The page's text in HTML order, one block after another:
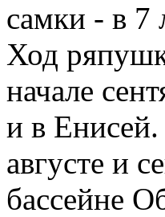
самки - в 7
Ход
начале
и в
августе и
бассейне